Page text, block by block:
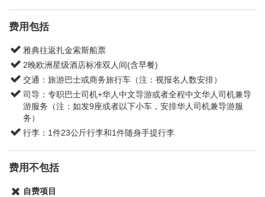
费用包括
雅典往返扎金索斯船票
2晚欧洲星级酒店标准双人间(含早餐)
交通：旅游巴士或商务旅行车（注：视报名人数安排）
司导：专职巴士司机+华人中文导游或者全程中文华人司机兼导
游服务（注：如发9座或者以下小车，安排华人司机兼导游服
务）
行李：1件23公斤行李和1件随身手提行李
费用不包括
自费项目